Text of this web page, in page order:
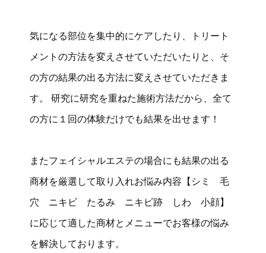
気になる部位を集中的にケアしたり、トリート
メントの方法を変えさせていただいたりと、そ
の方の結果の出る方法に変えさせていただきま
す。 研究に研究を重ねた施術方法だから、全て
の方に１回の体験だけでも結果を出せます！
またフェイシャルエステの場合にも結果の出る
商材を厳選して取り入れお悩み内容【シミ 毛
穴 ニキビ たるみ ニキビ跡 しわ 小顔】
に応じて適した商材とメニューでお客様の悩み
を解決しております。